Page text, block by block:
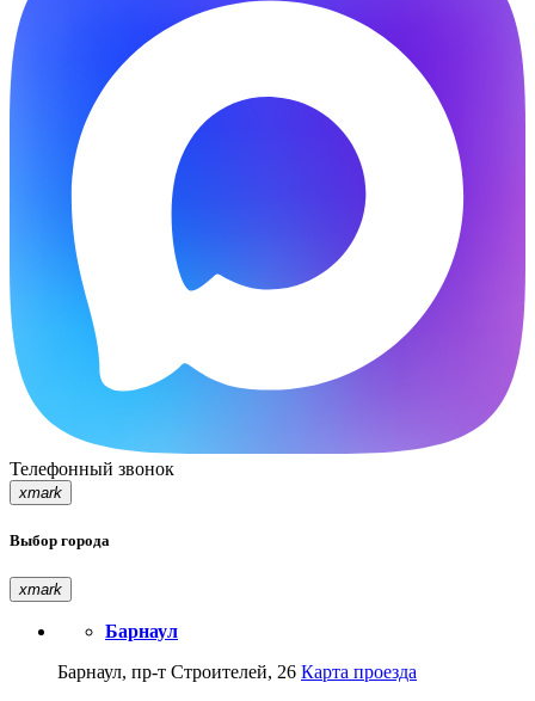
Телефонный звонок
xmark
Выбор города
xmark
Барнаул
Барнаул, пр-т Строителей, 26 Карта проезда